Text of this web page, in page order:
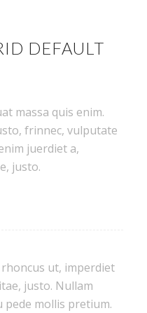
DEFAULT
massa quis enim.
frinnec, vulputate
juerdiet a,
justo.
ut, imperdiet
justo. Nullam
pede mollis pretium.